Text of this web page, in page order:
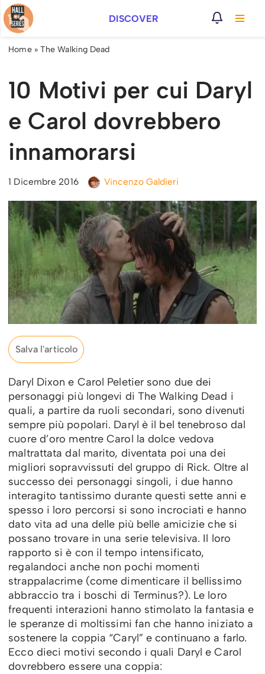
Vai
al
DISCOVER
Home» The Walking Dead
10 Motivi per cui Daryl
e Carol dovrebbero
innamorarsi
1 Dicembre 2016 Vincenzo Galdieri
Salva l'articolo
Daryl Dixon e Carol Peletier sono due dei
personaggi più longevi di The Walking Dead i
quali, a partire da ruoli secondari, sono divenuti
sempre più popolari. Daryl è il bel tenebroso dal
cuore d’oro mentre Carol la dolce vedova
maltrattata dal marito, diventata poi una dei
migliori sopravvissuti del gruppo di Rick. Oltre al
successo dei personaggi singoli, i due hanno
interagito tantissimo durante questi sette anni e
spesso i loro percorsi si sono incrociati e hanno
dato vita ad una delle più belle amicizie che si
possano trovare in una serie televisiva. Il loro
rapporto si è con il tempo intensificato,
regalandoci anche non pochi momenti
strappalacrime (come dimenticare il bellissimo
abbraccio tra i boschi di Terminus?). Le loro
frequenti interazioni hanno stimolato la fantasia e
le speranze di moltissimi fan che hanno iniziato a
sostenere la coppia “Caryl” e continuano a farlo.
Ecco dieci motivi secondo i quali Daryl e Carol
dovrebbero essere una coppia: